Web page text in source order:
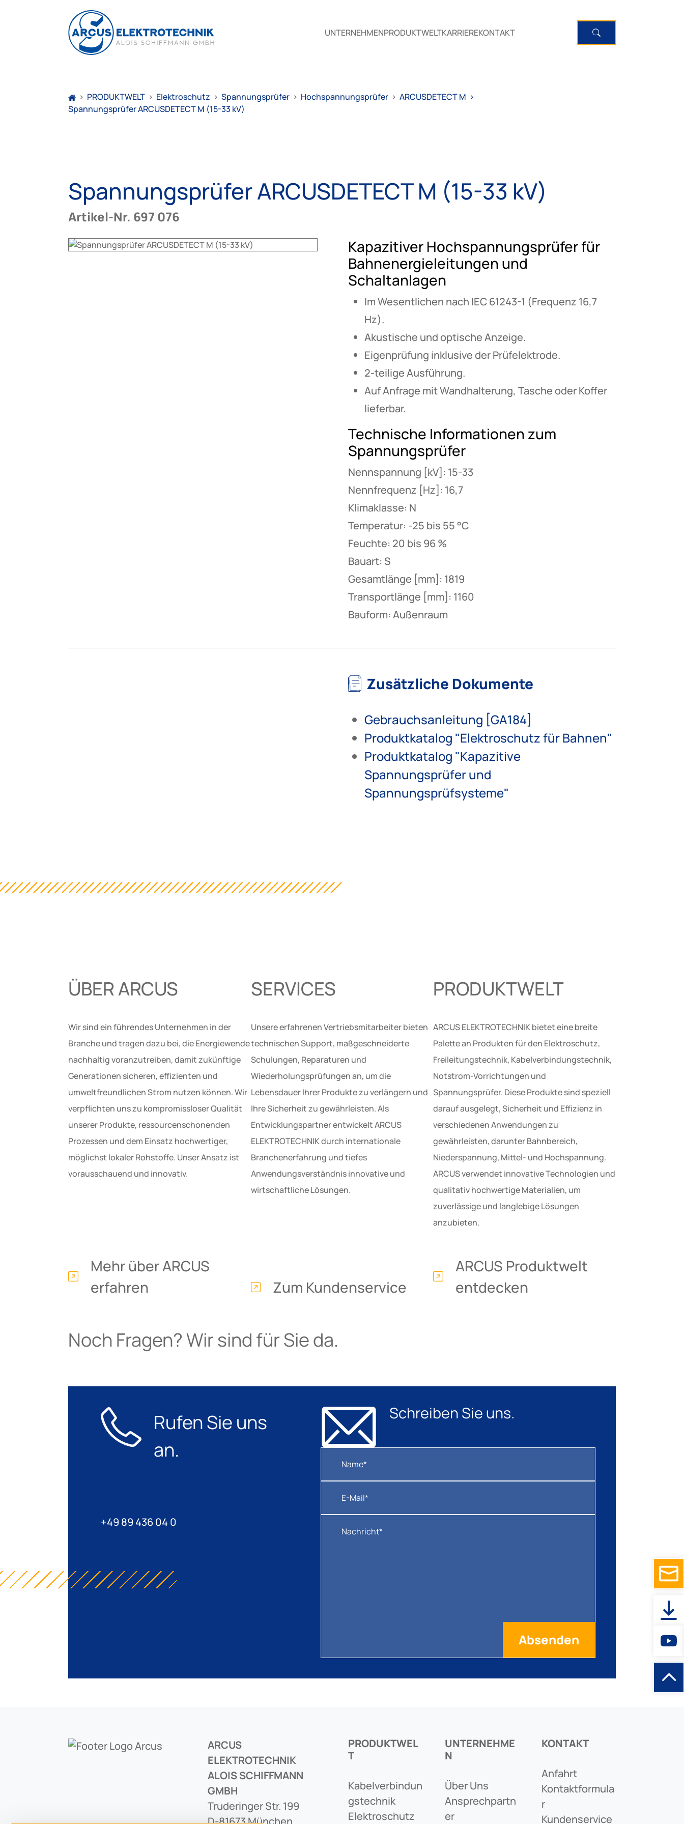
UNTERNEHMENPRODUKTWELTKARRIEREKONTAKT
> PRODUKTWELT > Elektroschutz > Spannungsprüfer > Hochspannungsprüfer > ARCUSDETECT M >
Spannungsprüfer ARCUSDETECT M (15-33 kV)
Spannungsprüfer ARCUSDETECT M (15-33 kV)
Artikel-Nr. 697 076
Kapazitiver Hochspannungsprüfer für
Bahnenergieleitungen und
Schaltanlagen
Im Wesentlichen nach IEC 61243-1 (Frequenz 16,7
Hz).
Akustische und optische Anzeige.
Eigenprüfung inklusive der Prüfelektrode.
2-teilige Ausführung.
Auf Anfrage mit Wandhalterung, Tasche oder Koffer
lieferbar.
Technische Informationen zum
Spannungsprüfer
Nennspannung [kV]: 15-33
Nennfrequenz [Hz]: 16,7
Klimaklasse: N
Temperatur: -25 bis 55 °C
Feuchte: 20 bis 96 %
Bauart: S
Gesamtlänge [mm]: 1819
Transportlänge [mm]: 1160
Bauform: Außenraum
Zusätzliche Dokumente
Gebrauchsanleitung [GA184]
Produktkatalog "Elektroschutz für Bahnen"
Produktkatalog "Kapazitive
Spannungsprüfer und
Spannungsprüfsysteme"
ÜBER ARCUS
Wir sind ein führendes Unternehmen in der
Branche und tragen dazu bei, die Energiewende
nachhaltig voranzutreiben, damit zukünftige
Generationen sicheren, effizienten und
umweltfreundlichen Strom nutzen können. Wir
verpflichten uns zu kompromissloser Qualität
unserer Produkte, ressourcenschonenden
Prozessen und dem Einsatz hochwertiger,
möglichst lokaler Rohstoffe. Unser Ansatz ist
vorausschauend und innovativ.
Mehr über ARCUS
erfahren
SERVICES
Unsere erfahrenen Vertriebsmitarbeiter bieten
technischen Support, maßgeschneiderte
Schulungen, Reparaturen und
Wiederholungsprüfungen an, um die
Lebensdauer Ihrer Produkte zu verlängern und
Ihre Sicherheit zu gewährleisten. Als
Entwicklungspartner entwickelt ARCUS
ELEKTROTECHNIK durch internationale
Branchenerfahrung und tiefes
Anwendungsverständnis innovative und
wirtschaftliche Lösungen.
Zum Kundenservice
PRODUKTWELT
ARCUS ELEKTROTECHNIK bietet eine breite
Palette an Produkten für den Elektroschutz,
Freileitungstechnik, Kabelverbindungstechnik,
Notstrom-Vorrichtungen und
Spannungsprüfer. Diese Produkte sind speziell
darauf ausgelegt, Sicherheit und Effizienz in
verschiedenen Anwendungen zu
gewährleisten, darunter Bahnbereich,
Niederspannung, Mittel- und Hochspannung.
ARCUS verwendet innovative Technologien und
qualitativ hochwertige Materialien, um
zuverlässige und langlebige Lösungen
anzubieten.
ARCUS Produktwelt
entdecken
Noch Fragen? Wir sind für Sie da.
Rufen Sie uns
an.
+49 89 436 04 0
Schreiben Sie uns.
ARCUS
ELEKTROTECHNIK
ALOIS SCHIFFMANN
GMBH
Truderinger Str. 199
D-81673 München
PRODUKTWEL
T
Kabelverbindun
Gstechnik
Elektroschutz
UNTERNEHME
N
Über Uns
Ansprechpartn
Er
KONTAKT
Anfahrt
Kontaktformula
R
Kundenservice